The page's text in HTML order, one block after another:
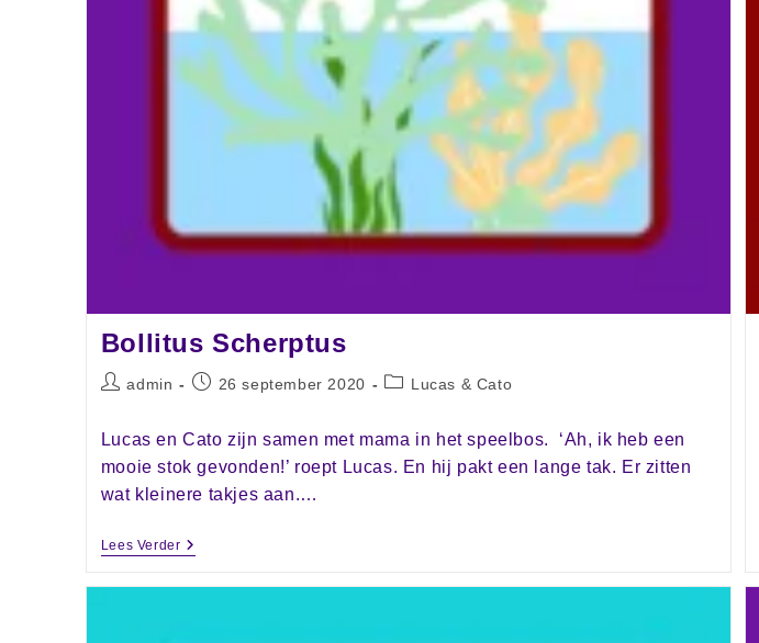
Bollitus Scherptus
admin 26 september 2020 Lucas & Cato
Lucas en Cato zijn samen met mama in het speelbos. ‘Ah, ik heb een
mooie stok gevonden!’ roept Lucas. En hij pakt een lange tak. Er zitten
wat kleinere takjes aan.…
Lees Verder